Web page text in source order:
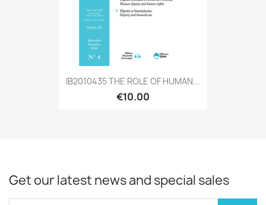
IB2010435 THE ROLE OF HUMAN...
€10.00
Get our latest news and special sales